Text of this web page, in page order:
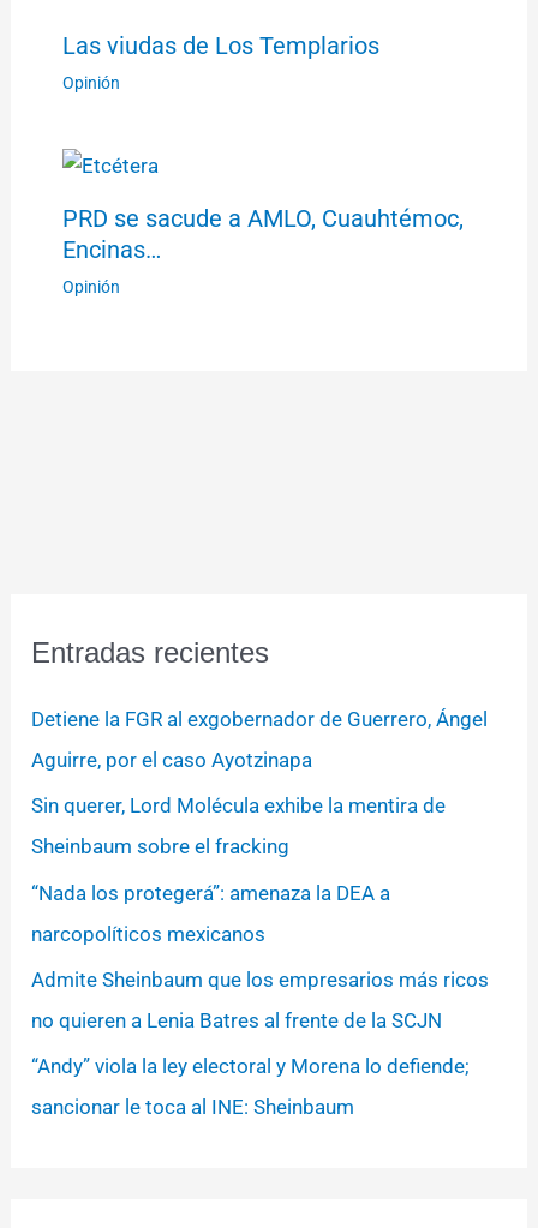
Las viudas de Los Templarios
Opinión
PRD se sacude a AMLO, Cuauhtémoc,
Encinas…
Opinión
Entradas recientes
Detiene la FGR al exgobernador de Guerrero, Ángel
Aguirre, por el caso Ayotzinapa
Sin querer, Lord Molécula exhibe la mentira de
Sheinbaum sobre el fracking
“Nada los protegerá”: amenaza la DEA a
narcopolíticos mexicanos
Admite Sheinbaum que los empresarios más ricos
no quieren a Lenia Batres al frente de la SCJN
“Andy” viola la ley electoral y Morena lo defiende;
sancionar le toca al INE: Sheinbaum